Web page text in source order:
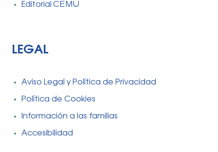
Editorial CEMU
LEGAL
Aviso Legal y Política de Privacidad
Política de Cookies
Información a las familias
Accesibilidad